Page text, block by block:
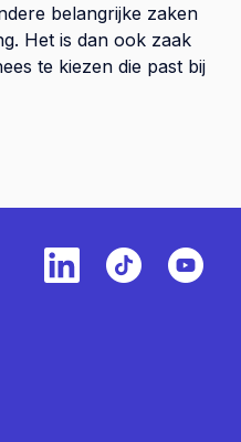
belangrijke zaken
Het is dan ook zaak
te kiezen die past bij